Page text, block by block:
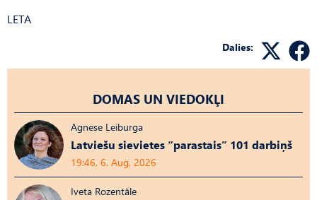
LETA
Dalies:
DOMAS UN VIEDOKĻI
Agnese Leiburga
Latviešu sievietes “parastais” 101 darbiņš
19:46, 6. Aug, 2026
Iveta Rozentāle